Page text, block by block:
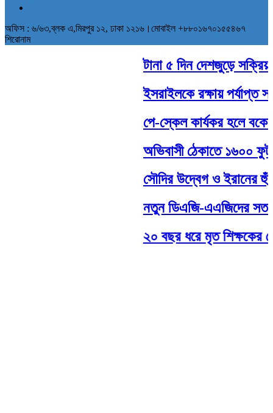
অফিস : ৬/৬৩,ব্লক এ,মিরপুর ১২, ঢাকা ১২১৬।মোবাইল +৮৮০১৬৭০১৫৫৪৬৭
শিরোনাম
টানা ৫ দিন দেশজুড়ে সক্রিয়
ইসরাইলকে রক্ষায় পর্যাপ্ত
পে-স্কেল কার্যকর হলে বকেয়া
অভিবাসী ঠেকাতে ১৬০০ ফুট
সৌদির উদ্বেগ ও ইরানের
নতুন ডিএজি-এএজিদের সততার
২০ বছর ধরে মৃত শিক্ষকের